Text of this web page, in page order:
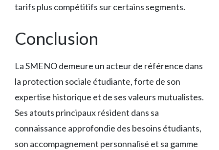
tarifs plus compétitifs sur certains segments.
Conclusion
La SMENO demeure un acteur de référence dans
la protection sociale étudiante, forte de son
expertise historique et de ses valeurs mutualistes.
Ses atouts principaux résident dans sa
connaissance approfondie des besoins étudiants,
son accompagnement personnalisé et sa gamme